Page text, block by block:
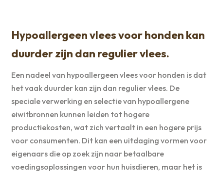
Hypoallergeen vlees voor honden kan
duurder zijn dan regulier vlees.
Een nadeel van hypoallergeen vlees voor honden is dat
het vaak duurder kan zijn dan regulier vlees. De
speciale verwerking en selectie van hypoallergene
eiwitbronnen kunnen leiden tot hogere
productiekosten, wat zich vertaalt in een hogere prijs
voor consumenten. Dit kan een uitdaging vormen voor
eigenaars die op zoek zijn naar betaalbare
voedingsoplossingen voor hun huisdieren, maar het is